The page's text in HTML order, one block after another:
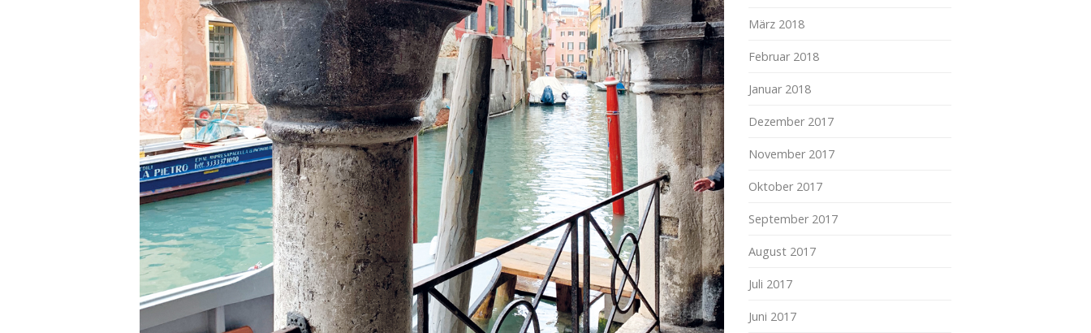
März 2018
Februar 2018
Januar 2018
Dezember 2017
November 2017
Oktober 2017
September 2017
August 2017
Juli 2017
Juni 2017